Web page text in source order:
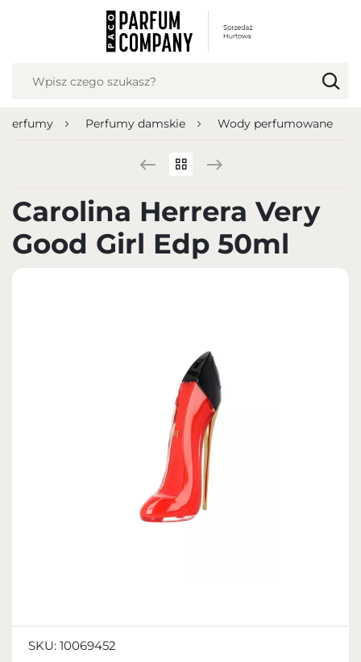
Perfumy Perfumy damskie Wody perfumowane
Carolina Herrera Very
Good Girl Edp 50ml
SKU: 10069452
USTAWIENIA REGIONALNE
Język
Polish zloty (PLN)
ZAPISZ